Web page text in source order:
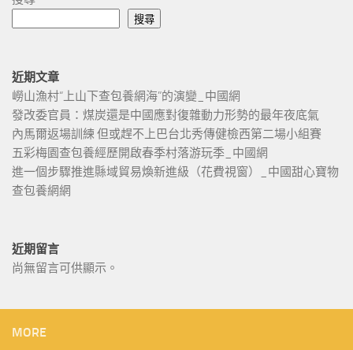
搜尋
近期文章
嶗山漁村“上山下查包養網海”的演變_中國網
發改委官員：煤炭還是中國應對復雜動力形勢的最年夜底氣
內馬爾返場訓練 但或趕不上巴台北秀傳健檢西第二場小組賽
五彩梅園查包養經歷開啟春季村落游玩季_中國網
進一個步驟推進縣域貿易煥新進級（花費視窗）_中國甜心寶物
查包養網網
近期留言
尚無留言可供顯示。
MORE